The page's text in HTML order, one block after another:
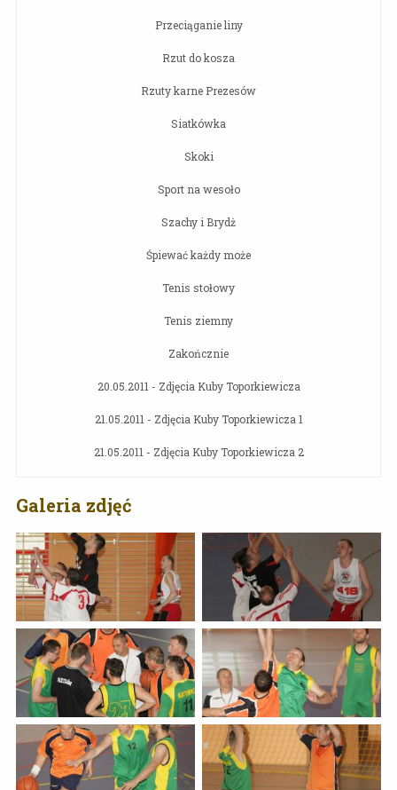
Przeciąganie liny
Rzut do kosza
Rzuty karne Prezesów
Siatkówka
Skoki
Sport na wesoło
Szachy i Brydż
Śpiewać każdy może
Tenis stołowy
Tenis ziemny
Zakończnie
20.05.2011 - Zdjęcia Kuby Toporkiewicza
21.05.2011 - Zdjęcia Kuby Toporkiewicza 1
21.05.2011 - Zdjęcia Kuby Toporkiewicza 2
Galeria zdjęć